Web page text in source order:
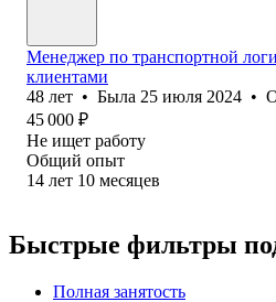
Менеджер по транспортной
клиентами
48 лет • Была 25 июля 2024 •
45 000 ₽
Не ищет работу
Общий опыт
14 лет 10 месяцев
Быстрые фильтры
Полная занятость